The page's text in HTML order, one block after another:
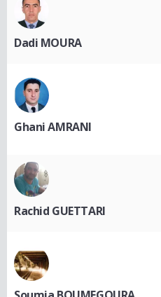
Dadi MOURA
Ghani AMRANI
Rachid GUETTARI